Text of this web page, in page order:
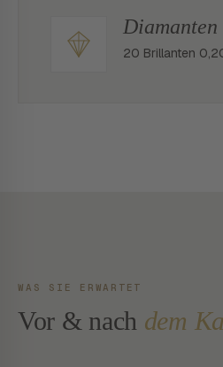
Diamanten
20 Brillanten
WAS SIE ERWARTET
Vor & nach dem